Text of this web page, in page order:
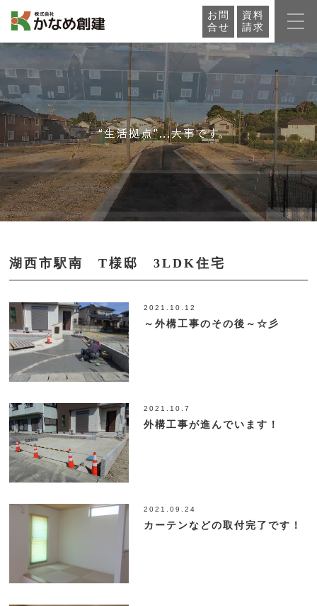
お問
合せ
資料
請求
湖西市駅南 T様邸 3LDK住宅
～外構工事のその後～☆彡
2021.10.12
外構工事が進んでいます！
2021.10.7
カーテンなどの取付完了です！
2021.09.24